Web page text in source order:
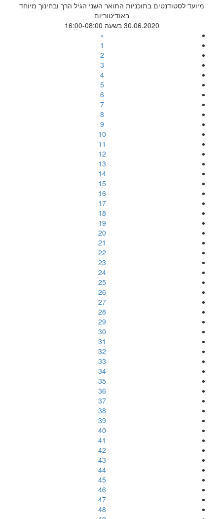
מיועד לסטודנטים בתוכניות התואר השני הגיל הרך ובחינוך מיוחד
באודיטוריום
30.06.2020 בשעה 16:00-08:00
«
1
2
3
4
5
6
7
8
9
10
11
12
13
14
15
16
17
18
19
20
21
22
23
24
25
26
27
28
29
30
31
32
33
34
35
36
37
38
39
40
41
42
43
44
45
46
47
48